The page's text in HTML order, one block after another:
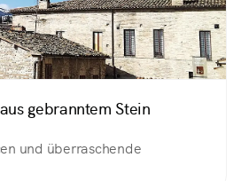
gebranntem Stein
und überraschende